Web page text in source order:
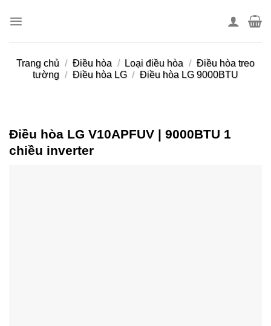
Trang chủ / Điều hòa / Loại điều hòa / Điều hòa treo
tường / Điều hòa LG / Điều hòa LG 9000BTU
Điều hòa LG V10APFUV | 9000BTU 1
chiều inverter